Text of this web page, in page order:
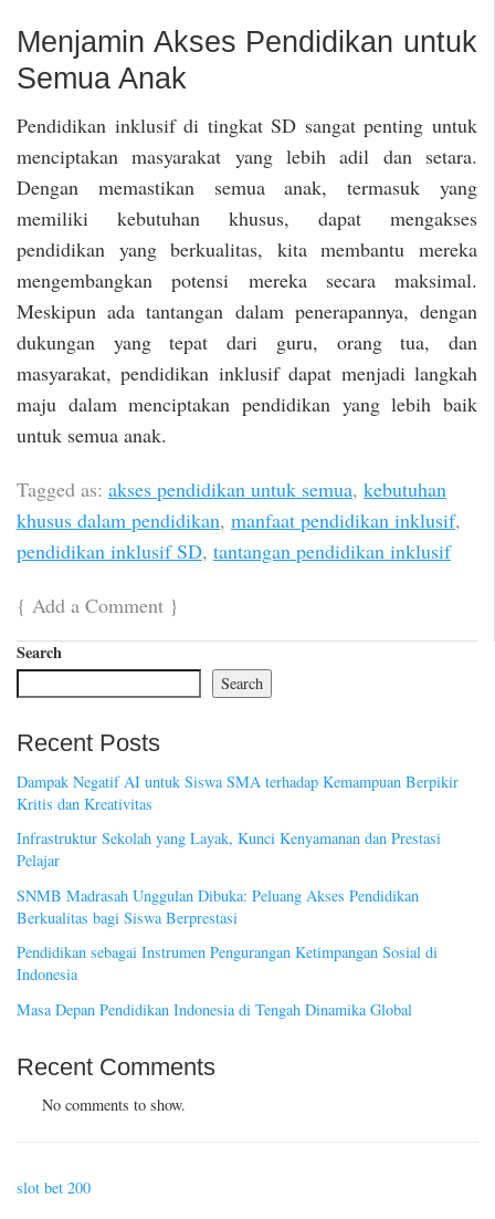
Menjamin Akses Pendidikan untuk
Semua Anak
Pendidikan inklusif di tingkat SD sangat penting untuk
menciptakan masyarakat yang lebih adil dan setara.
Dengan memastikan semua anak, termasuk yang
memiliki kebutuhan khusus, dapat mengakses
pendidikan yang berkualitas, kita membantu mereka
mengembangkan potensi mereka secara maksimal.
Meskipun ada tantangan dalam penerapannya, dengan
dukungan yang tepat dari guru, orang tua, dan
masyarakat, pendidikan inklusif dapat menjadi langkah
maju dalam menciptakan pendidikan yang lebih baik
untuk semua anak.
Tagged as: akses pendidikan untuk semua, kebutuhan
khusus dalam pendidikan, manfaat pendidikan inklusif,
pendidikan inklusif SD, tantangan pendidikan inklusif
{ Add a Comment }
Search
Search
Recent Posts
Dampak Negatif AI untuk Siswa SMA terhadap Kemampuan Berpikir
Kritis dan Kreativitas
Infrastruktur Sekolah yang Layak, Kunci Kenyamanan dan Prestasi
Pelajar
SNMB Madrasah Unggulan Dibuka: Peluang Akses Pendidikan
Berkualitas bagi Siswa Berprestasi
Pendidikan sebagai Instrumen Pengurangan Ketimpangan Sosial di
Indonesia
Masa Depan Pendidikan Indonesia di Tengah Dinamika Global
Recent Comments
No comments to show.
slot bet 200